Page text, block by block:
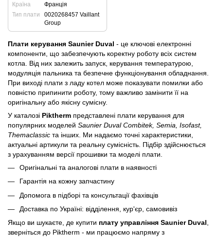
Країна
Франція
Тип плати
0020268457 Vaillant
Group
Плати керування Saunier Duval - це ключові електронні
компоненти, що забезпечують коректну роботу всіх систем
котла. Від них залежить запуск, керування температурою,
модуляція пальника та безпечне функціонування обладнання.
При виході плати з ладу котел може показувати помилки або
повністю припинити роботу, тому важливо замінити її на
оригінальну або якісну сумісну.
У каталозі Piktherm представлені плати керування для
популярних моделей Saunier Duval Combitek, Semia, Isofast,
Themaclassic та інших. Ми надаємо точні характеристики,
актуальні артикули та реальну сумісність. Підбір здійснюється
з урахуванням версії прошивки та моделі плати.
Оригінальні та аналогові плати в наявності
Гарантія на кожну запчастину
Допомога в підборі та консультації фахівців
Доставка по Україні: відділення, кур'єр, самовивіз
Якщо ви шукаєте, де купити плату управління Saunier Duval,
зверніться до Piktherm - ми працюємо напряму з